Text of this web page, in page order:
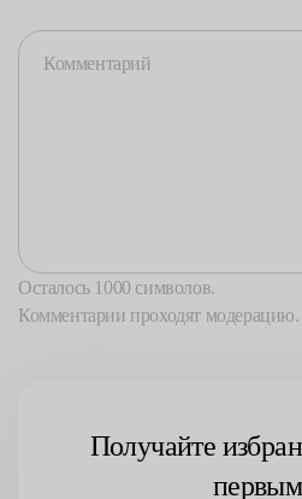
Осталось 1000 символов.
Комментарии проходят модерацию.
Получайте